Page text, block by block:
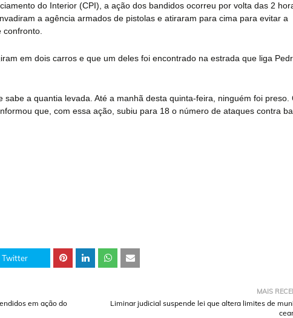
do Interior (CPI), a ação dos bandidos ocorreu por volta das 2
a agência armados de pistolas e atiraram para cima para evitar a
em dois carros e que um deles foi encontrado na estrada que liga
sabe a quantia levada. Até a manhã desta quinta-feira, ninguém foi preso.
que, com essa ação, subiu para 18 o número de ataques contra
Twitter
MAIS
Liminar judicial suspende lei que altera limites de
em ação do